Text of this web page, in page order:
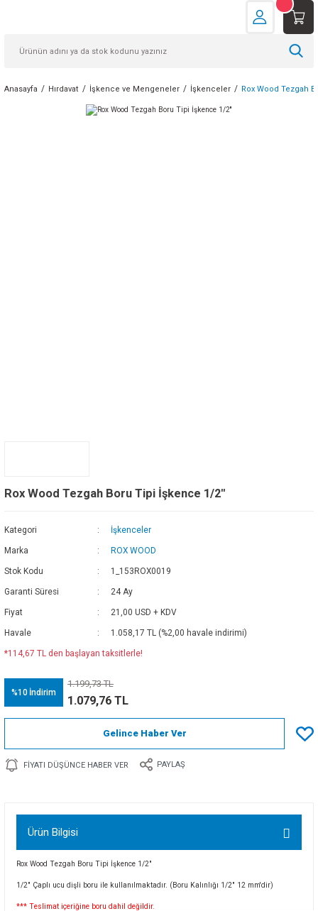
Anasayfa Hırdavat İşkence ve Mengeneler İşkenceler Rox Wood Tezgah
Rox Wood Tezgah Boru Tipi İşkence 1/2''
Kategori İşkenceler
Marka ROX WOOD
Stok Kodu 1_153ROX0019
Garanti Süresi 24 Ay
Fiyat 21,00 USD + KDV
Havale 1.058,17 TL (%2,00 havale indirimi)
*114,67 TL den başlayan taksitlerle!
%10 İndirim
1.199,73 TL
1.079,76 TL
Gelince Haber Ver
FIYATI DÜŞÜNCE HABER VER PAYLAŞ
Ürün Bilgisi
Rox Wood Tezgah Boru Tipi İşkence 1/2"
1/2" Çaplı ucu dişli boru ile kullanılmaktadır. (Boru Kalınlığı 1/2" 12 mm'dir)
*** Teslimat içeriğine boru dahil değildir.